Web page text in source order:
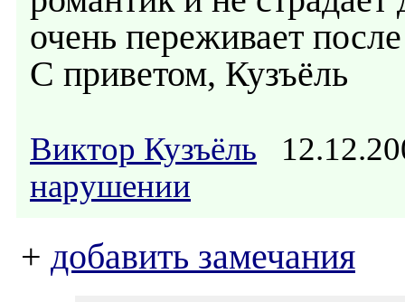
очень переживает
С приветом, Кузъёль
Виктор Кузъёль
нарушении
+ добавить замечания